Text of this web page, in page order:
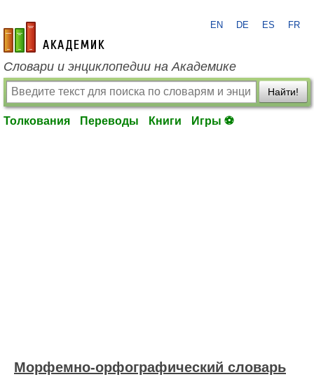
academic.ru
EN DE ES FR
Словари и энциклопедии на Академике
Найти!
Толкования Переводы Книги Игры ⚽
Морфемно-орфографический словарь